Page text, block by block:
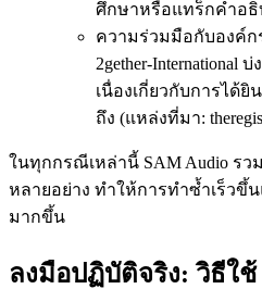
ศึกษาหรือแทร็กคำอธิ
ความร่วมมือกับองค์ก
2gether-International
เนื่องเกี่ยวกับการได้ยิ
ถึง (แหล่งที่มา:
ในทุกกรณีเหล่านี้ SAM Audio รว
หลายอย่าง ทำให้การทำซ้ำเร็วขึ้
มากขึ้น
ลงมือปฏิบัติจริง: วิธีใช้